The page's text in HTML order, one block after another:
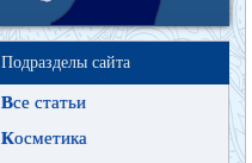
Подразделы сайта
Все статьи
Косметика